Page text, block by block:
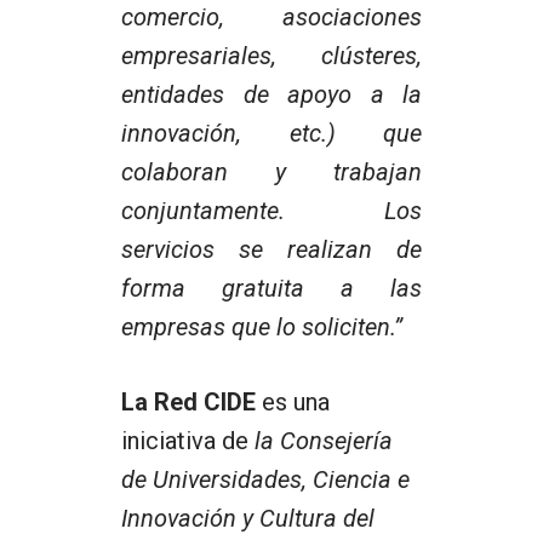
comercio, asociaciones
empresariales, clústeres,
entidades de apoyo a la
innovación, etc.) que
colaboran y trabajan
conjuntamente. Los
servicios se realizan de
forma gratuita a las
empresas que lo soliciten.”
La Red CIDE es una
iniciativa de la Consejería
de Universidades, Ciencia e
Innovación y Cultura del